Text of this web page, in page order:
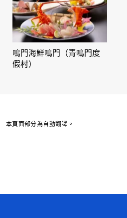
鳴門海鮮鳴門（青鳴門度
假村）
本頁面部分為自動翻譯。